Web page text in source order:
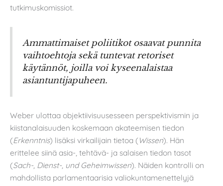
tutkimuskomissiot.
Ammattimaiset poliitikot osaavat punnita
vaihtoehtoja sekä tuntevat retoriset
käytännöt, joilla voi kyseenalaistaa
asiantuntijapuheen.
Weber ulottaa objektiivisuusesseen perspektivismin ja
kiistanalaisuuden koskemaan akateemisen tiedon
(Erkenntnis) lisäksi virkailijain tietoa (Wissen). Hän
erittelee siinä asia-, tehtävä- ja salaisen tiedon tasot
(Sach-, Dienst-, und Geheimwissen). Näiden kontrolli on
mahdollista parlamentaarisia valiokuntamenettelyjä